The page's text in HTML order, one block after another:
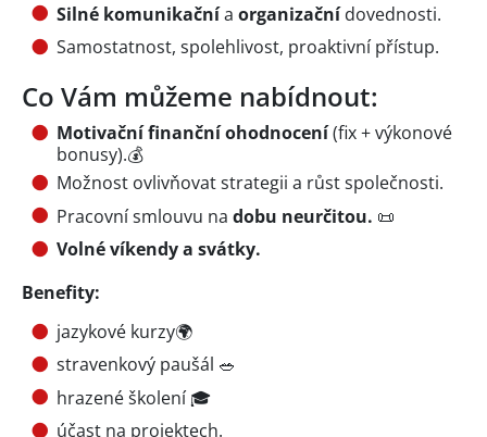
Silné komunikačnía organizačnídovednosti.
Samostatnost, spolehlivost, proaktivní přístup.
Co Vám můžeme nabídnout:
Motivační finanční ohodnocení(fix + výkonové
bonusy).💰
Možnost ovlivňovat strategii a růst společnosti.
Pracovní smlouvu na dobu neurčitou. 📜
Volné víkendy a svátky.
Benefity:
jazykové kurzy🌍
stravenkový paušál 🥗
hrazené školení 🎓
účast na projektech.